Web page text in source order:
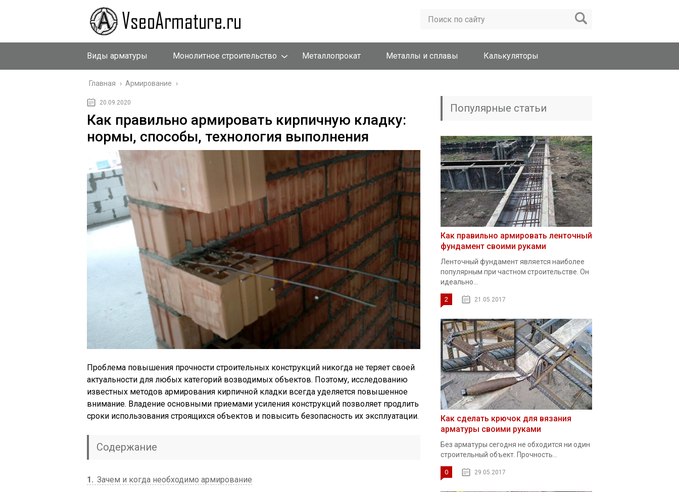
Виды арматуры Монолитное строительство Металлопрокат Металлы и сплавы Калькуляторы
Главная › Армирование ›
20.09.2020
Как правильно армировать кирпичную кладку:
нормы, способы, технология выполнения
Проблема повышения прочности строительных конструкций никогда не теряет своей
актуальности для любых категорий возводимых объектов. Поэтому, исследованию
известных методов армирования кирпичной кладки всегда уделяется повышенное
внимание. Владение основными приемами усиления конструкций позволяет продлить
сроки использования строящихся объектов и повысить безопасность их эксплуатации.
Содержание
1
Зачем и когда необходимо армирование
Популярные статьи
Как правильно армировать ленточный
фундамент своими руками
Ленточный фундамент является наиболее
популярным при частном строительстве. Он
идеально...
2 21.05.2017
Как сделать крючок для вязания
арматуры своими руками
Без арматуры сегодня не обходится ни один
строительный объект. Прочность...
0 29.05.2017